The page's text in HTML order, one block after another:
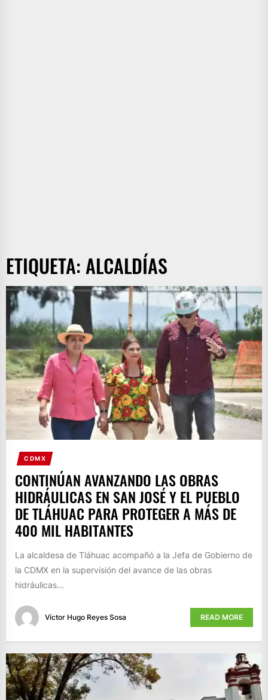
ETIQUETA: ALCALDÍAS
CDMX
CONTINÚAN AVANZANDO LAS OBRAS
HIDRÁULICAS EN SAN JOSÉ Y EL PUEBLO
DE TLÁHUAC PARA PROTEGER A MÁS DE
400 MIL HABITANTES
La alcaldesa de Tláhuac acompañó a la Jefa de Gobierno de
la CDMX en la supervisión del avance de las obras
hidráulicas…
Víctor Hugo Reyes Sosa READ MORE